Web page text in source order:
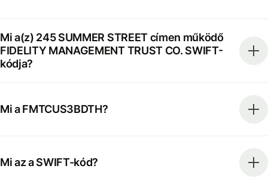
Mi a(z) 245 SUMMER STREET címen működő
FIDELITY MANAGEMENT TRUST CO. SWIFT-
kódja?
Mi a FMTCUS3BDTH?
Mi az a SWIFT-kód?